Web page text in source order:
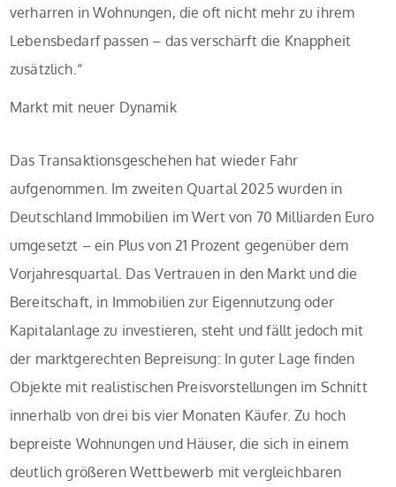
verharren in Wohnungen, die oft nicht mehr zu ihrem
Lebensbedarf passen – das verschärft die Knappheit
zusätzlich.“
Markt mit neuer Dynamik
Das Transaktionsgeschehen hat wieder Fahr
aufgenommen. Im zweiten Quartal 2025 wurden in
Deutschland Immobilien im Wert von 70 Milliarden Euro
umgesetzt – ein Plus von 21 Prozent gegenüber dem
Vorjahresquartal. Das Vertrauen in den Markt und die
Bereitschaft, in Immobilien zur Eigennutzung oder
Kapitalanlage zu investieren, steht und fällt jedoch mit
der marktgerechten Bepreisung: In guter Lage finden
Objekte mit realistischen Preisvorstellungen im Schnitt
innerhalb von drei bis vier Monaten Käufer. Zu hoch
bepreiste Wohnungen und Häuser, die sich in einem
deutlich größeren Wettbewerb mit vergleichbaren